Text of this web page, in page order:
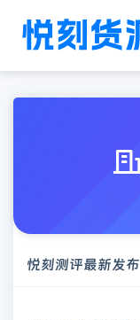
悦刻测评最新发布